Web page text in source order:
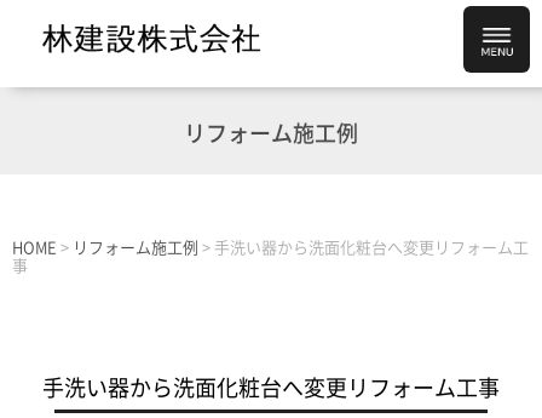
リフォーム施工例
HOME > リフォーム施工例 > 手洗い器から洗面化粧台へ変更リフォーム工
事
手洗い器から洗面化粧台へ変更リフォーム工事